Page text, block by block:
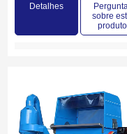
Detalhes
sobre
produto